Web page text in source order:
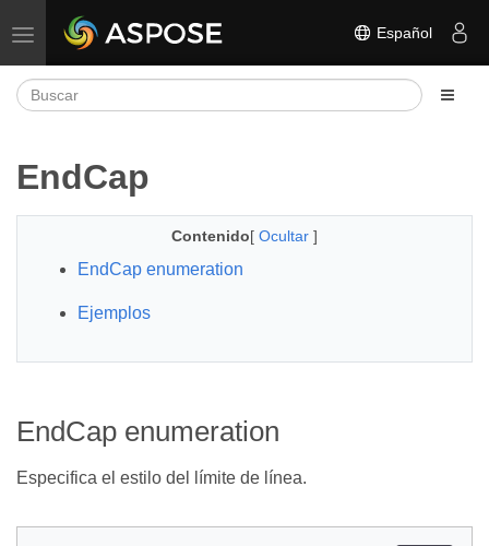
Alternar navegación Español
EndCap
Contenido[ Ocultar ]
EndCap enumeration
Ejemplos
EndCap enumeration
Especifica el estilo del límite de línea.